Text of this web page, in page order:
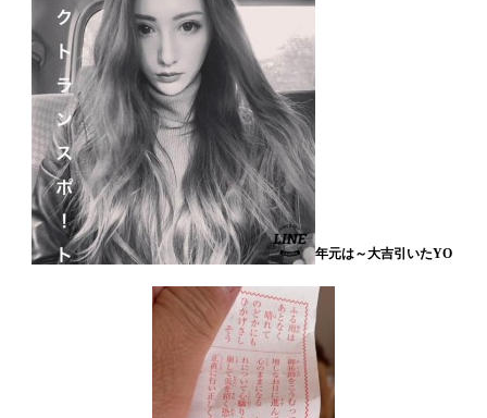
年元は～大吉引いたYO